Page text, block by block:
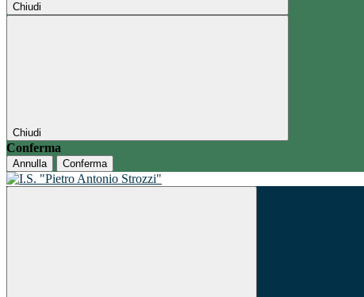
Chiudi
Chiudi
Conferma
Annulla Conferma